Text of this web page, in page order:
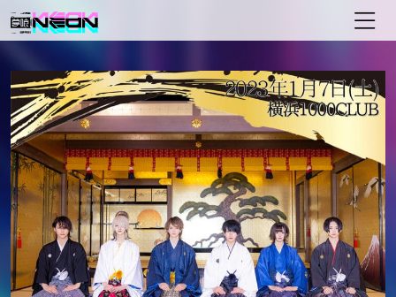
メインナビゲーション